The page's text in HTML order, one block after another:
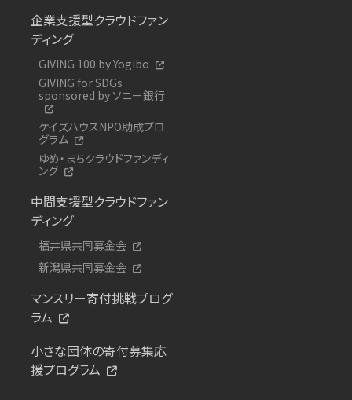
企業支援型クラウドファン
ディング
GIVING 100 by Yogibo
GIVING for SDGs
sponsored by ソニー銀行
ケイズハウスNPO助成プロ
グラム
ゆめ・まちクラウドファンディ
ング
中間支援型クラウドファン
ディング
福井県共同募金会
新潟県共同募金会
マンスリー寄付挑戦プログ
ラム
小さな団体の寄付募集応
援プログラム